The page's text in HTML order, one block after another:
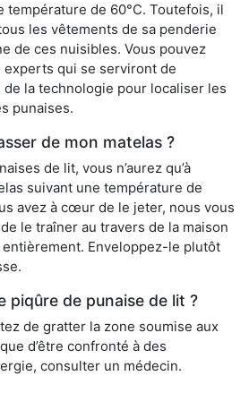
température de 60°C. Toutefois, il
les vêtements de sa penderie
de ces nuisibles. Vous pouvez
experts qui se serviront de
la technologie pour localiser les
punaises.
de mon matelas ?
de lit, vous n’aurez qu’à
suivant une température de
avez à cœur de le jeter, nous vous
le traîner au travers de la maison
entièrement. Enveloppez-le plutôt
piqûre de punaise de lit ?
de gratter la zone soumise aux
d’être confronté à des
consulter un médecin.